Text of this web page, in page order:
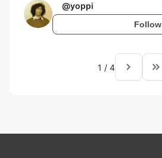
@yoppi
Follow
1 / 4 navigate_next keyboard_double_arrow_right